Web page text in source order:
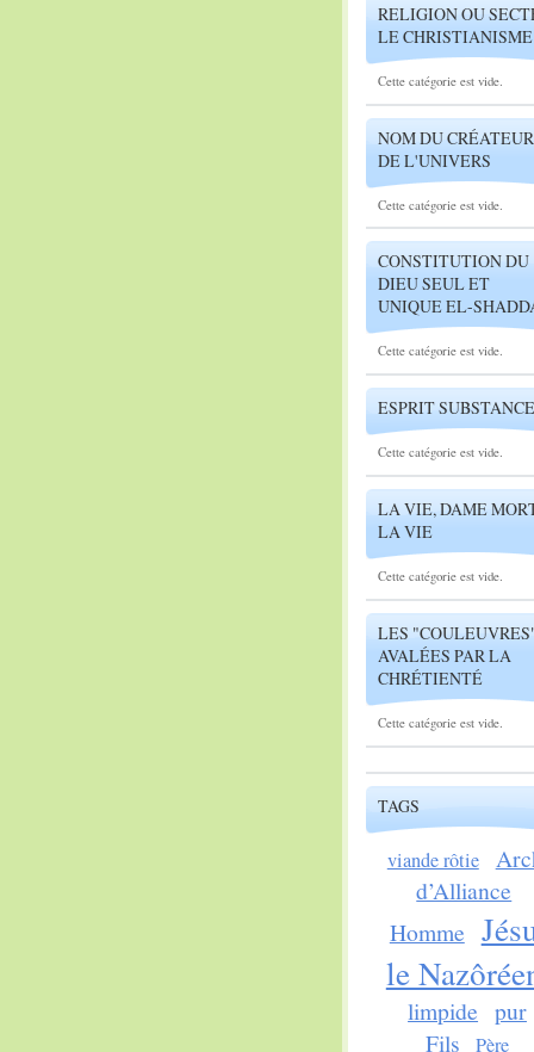
RELIGION OU
LE CHRISTIANISME
Cette catégorie est vide.
NOM DU CRÉATEUR
DE L'UNIVERS
Cette catégorie est vide.
CONSTITUTION DU
DIEU SEUL ET
UNIQUE EL-
Cette catégorie est vide.
ESPRIT SUBSTANCE
Cette catégorie est vide.
LA VIE, DAME
LA VIE
Cette catégorie est vide.
LES
AVALÉES PAR LA
CHRÉTIENTÉ
Cette catégorie est vide.
TAGS
viande rôtie
d’Alliance
Homme
le
limpide pur
Fils
Père